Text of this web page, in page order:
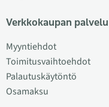
Verkkokaupan palvelu
Myyntiehdot
Toimitusvaihtoehdot
Palautuskäytöntö
Osamaksu